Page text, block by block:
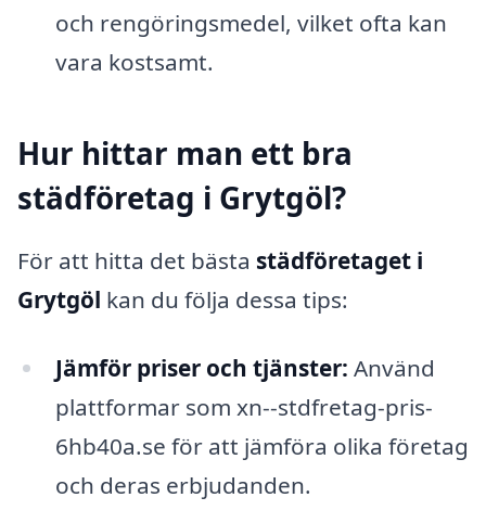
och rengöringsmedel, vilket ofta kan
vara kostsamt.
Hur hittar man ett bra
städföretag i Grytgöl?
För att hitta det bästa städföretaget i
Grytgöl kan du följa dessa tips:
Jämför priser och tjänster: Använd
plattformar som xn--stdfretag-pris-
6hb40a.se för att jämföra olika företag
och deras erbjudanden.